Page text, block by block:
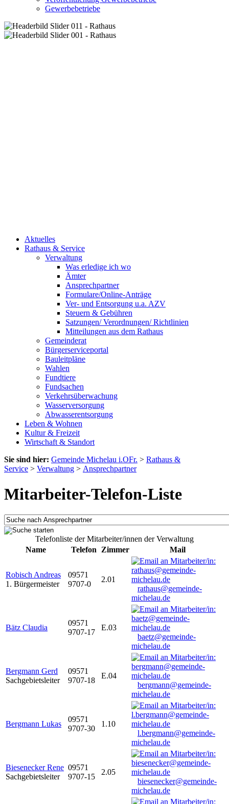
Gewerbebetriebe
Aktuelles
Rathaus & Service
Verwaltung
Was erledige ich wo
Ämter
Ansprechpartner
Formulare/Online-Anträge
Ver- und Entsorgung u.a. AZV
Steuern & Gebühren
Satzungen/ Verordnungen/ Richtlinien
Mitteilungen aus dem Rathaus
Gemeinderat
Bürgerserviceportal
Bauleitpläne
Wahlen
Fundtiere
Fundsachen
Verkehrsüberwachung
Wasserversorgung
Abwasserentsorgung
Leben & Wohnen
Kultur & Freizeit
Wirtschaft & Standort
Sie sind hier: Gemeinde Michelau i.OFr. > Rathaus &
Service > Verwaltung > Ansprechpartner
Mitarbeiter-Telefon-Liste
Telefonliste der Mitarbeiter/innen der Verwaltung
Name
Telefon Zimmer Mail
Robisch Andreas
1. Bürgermeister
09571
9707-0
2.01
rathaus@gemeinde-
michelau.de
Bätz Claudia
09571
9707-17
E.03
baetz@gemeinde-
michelau.de
Bergmann Gerd
Sachgebietsleiter
09571
9707-18
E.04
bergmann@gemeinde-
michelau.de
Bergmann Lukas
09571
9707-30
1.10
l.bergmann@gemeinde-
michelau.de
Biesenecker Rene
Sachgebietsleiter
09571
9707-15
2.05
biesenecker@gemeinde-
michelau.de